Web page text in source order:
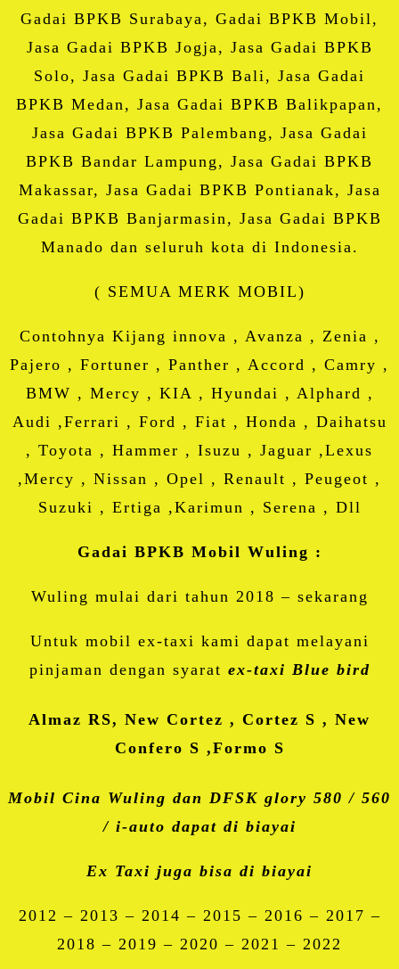
Gadai BPKB Surabaya, Gadai BPKB Mobil,
Jasa Gadai BPKB Jogja, Jasa Gadai BPKB
Solo, Jasa Gadai BPKB Bali, Jasa Gadai
BPKB Medan, Jasa Gadai BPKB Balikpapan,
Jasa Gadai BPKB Palembang, Jasa Gadai
BPKB Bandar Lampung, Jasa Gadai BPKB
Makassar, Jasa Gadai BPKB Pontianak, Jasa
Gadai BPKB Banjarmasin, Jasa Gadai BPKB
Manado dan seluruh kota di Indonesia.
( SEMUA MERK MOBIL)
Contohnya Kijang innova , Avanza , Zenia ,
Pajero , Fortuner , Panther , Accord , Camry ,
BMW , Mercy , KIA , Hyundai , Alphard ,
Audi ,Ferrari , Ford , Fiat , Honda , Daihatsu
, Toyota , Hammer , Isuzu , Jaguar ,Lexus
,Mercy , Nissan , Opel , Renault , Peugeot ,
Suzuki , Ertiga ,Karimun , Serena , Dll
Gadai BPKB Mobil Wuling :
Wuling mulai dari tahun 2018 – sekarang
Untuk mobil ex-taxi kami dapat melayani
pinjaman dengan syarat ex-taxi Blue bird
Almaz RS, New Cortez , Cortez S , New
Confero S ,Formo S
Mobil Cina Wuling dan DFSK glory 580 / 560
/ i-auto dapat di biayai
Ex Taxi juga bisa di biayai
2012 – 2013 – 2014 – 2015 – 2016 – 2017 –
2018 – 2019 – 2020 – 2021 – 2022